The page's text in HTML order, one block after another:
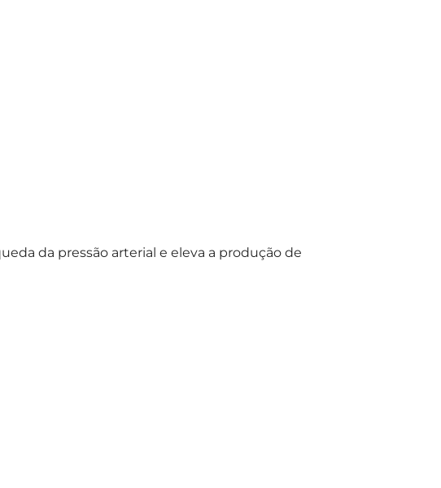
da pressão arterial e eleva a produção de